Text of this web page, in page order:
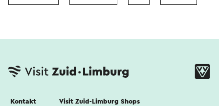
Kontakt Visit Zuid-Limburg Shops